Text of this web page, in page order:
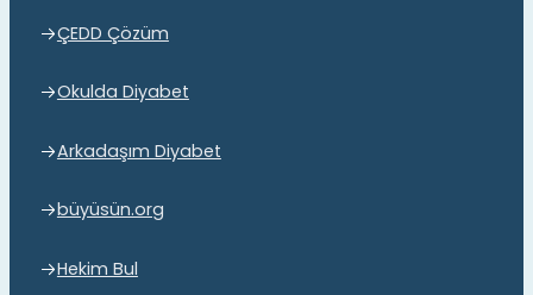
ÇEDD Çözüm
Okulda Diyabet
Arkadaşım Diyabet
büyüsün.org
Hekim Bul